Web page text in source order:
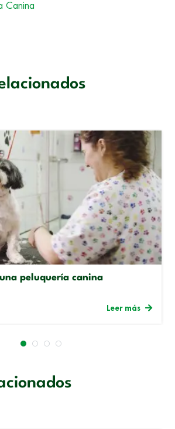
Canina
peluquería canina
Leer más